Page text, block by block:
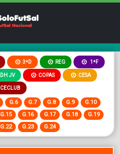
3ªD REG 1ªF
DH JV COPAS CESA
CECLUB
G.6 G.7 G.8 G.9
G.10
G.15 G.16 G.17 G.18
G.19
G.22 G.23 G.24